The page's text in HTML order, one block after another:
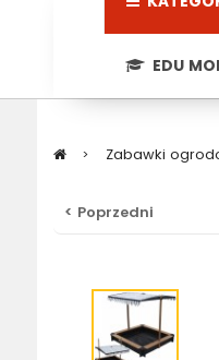
EDU
> Zabawki
< Poprzedni